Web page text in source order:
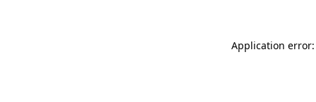
Application